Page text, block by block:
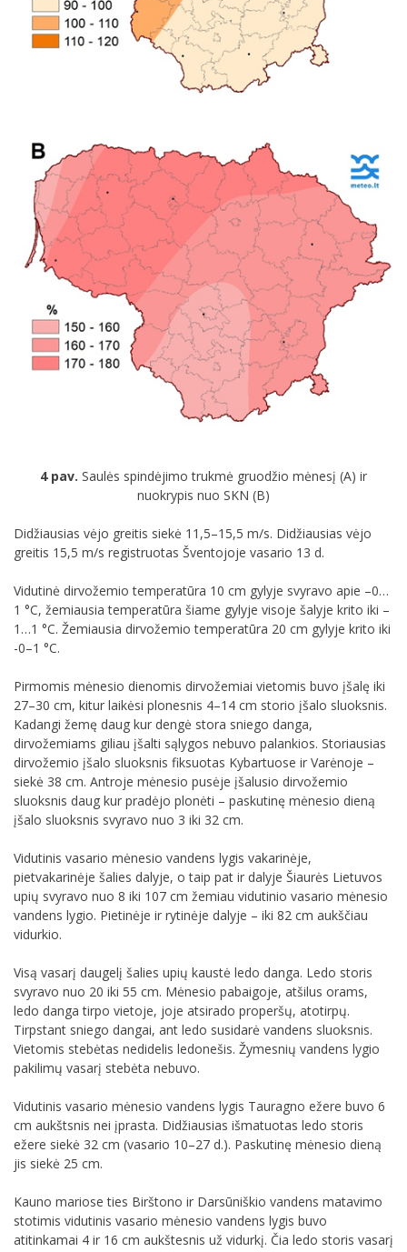
4 pav. Saulės spindėjimo trukmė gruodžio mėnesį (A) ir
nuokrypis nuo SKN (B)
Didžiausias vėjo greitis siekė 11,5–15,5 m/s. Didžiausias vėjo
greitis 15,5 m/s registruotas Šventojoje vasario 13 d.
Vidutinė dirvožemio temperatūra 10 cm gylyje svyravo apie –0…
1 °C, žemiausia temperatūra šiame gylyje visoje šalyje krito iki –
1…1 °C. Žemiausia dirvožemio temperatūra 20 cm gylyje krito iki
-0–1 °C.
Pirmomis mėnesio dienomis dirvožemiai vietomis buvo įšalę iki
27–30 cm, kitur laikėsi plonesnis 4–14 cm storio įšalo sluoksnis.
Kadangi žemę daug kur dengė stora sniego danga,
dirvožemiams giliau įšalti sąlygos nebuvo palankios. Storiausias
dirvožemio įšalo sluoksnis fiksuotas Kybartuose ir Varėnoje –
siekė 38 cm. Antroje mėnesio pusėje įšalusio dirvožemio
sluoksnis daug kur pradėjo plonėti – paskutinę mėnesio dieną
įšalo sluoksnis svyravo nuo 3 iki 32 cm.
Vidutinis vasario mėnesio vandens lygis vakarinėje,
pietvakarinėje šalies dalyje, o taip pat ir dalyje Šiaurės Lietuvos
upių svyravo nuo 8 iki 107 cm žemiau vidutinio vasario mėnesio
vandens lygio. Pietinėje ir rytinėje dalyje – iki 82 cm aukščiau
vidurkio.
Visą vasarį daugelį šalies upių kaustė ledo danga. Ledo storis
svyravo nuo 20 iki 55 cm. Mėnesio pabaigoje, atšilus orams,
ledo danga tirpo vietoje, joje atsirado properšų, atotirpų.
Tirpstant sniego dangai, ant ledo susidarė vandens sluoksnis.
Vietomis stebėtas nedidelis ledonešis. Žymesnių vandens lygio
pakilimų vasarį stebėta nebuvo.
Vidutinis vasario mėnesio vandens lygis Tauragno ežere buvo 6
cm aukštsnis nei įprasta. Didžiausias išmatuotas ledo storis
ežere siekė 32 cm (vasario 10–27 d.). Paskutinę mėnesio dieną
jis siekė 25 cm.
Kauno mariose ties Birštono ir Darsūniškio vandens matavimo
stotimis vidutinis vasario mėnesio vandens lygis buvo
atitinkamai 4 ir 16 cm aukštesnis už vidurkį. Čia ledo storis vasarį